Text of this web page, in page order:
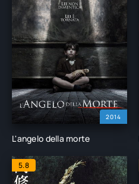
2014
L'angelo della morte
5.8